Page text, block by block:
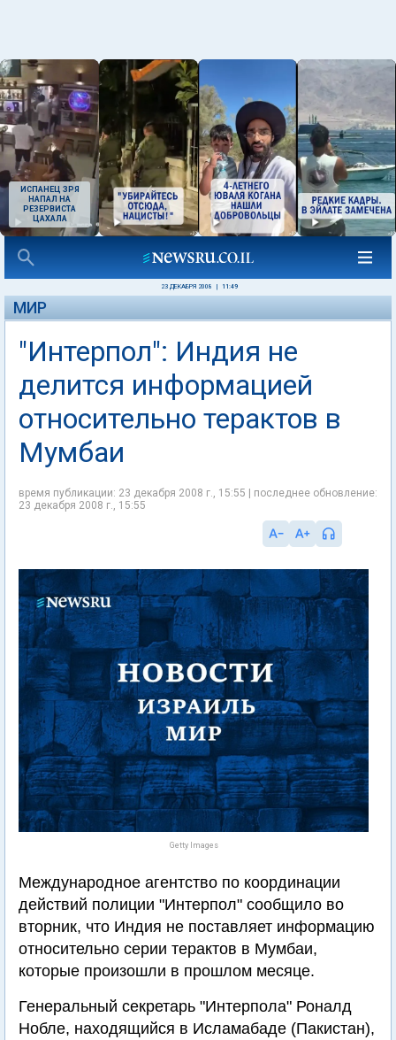
ИСПАНЕЦ ЗРЯ
НАПАЛ НА
РЕЗЕРВИСТА
ЦАХАЛА
23 ДЕКАБРЯ 2008 11:49
МИР
"Интерпол": Индия не
делится информацией
относительно терактов в
Мумбаи
время публикации: 23 декабря 2008 г., 15:55 | последнее обновление:
23 декабря 2008 г., 15:55
Getty Images
Международное агентство по координации
действий полиции "Интерпол" сообщило во
вторник, что Индия не поставляет информацию
относительно серии терактов в Мумбаи,
которые произошли в прошлом месяце.
Генеральный секретарь "Интерпола" Роналд
Нобле, находящийся в Исламабаде (Пакистан),